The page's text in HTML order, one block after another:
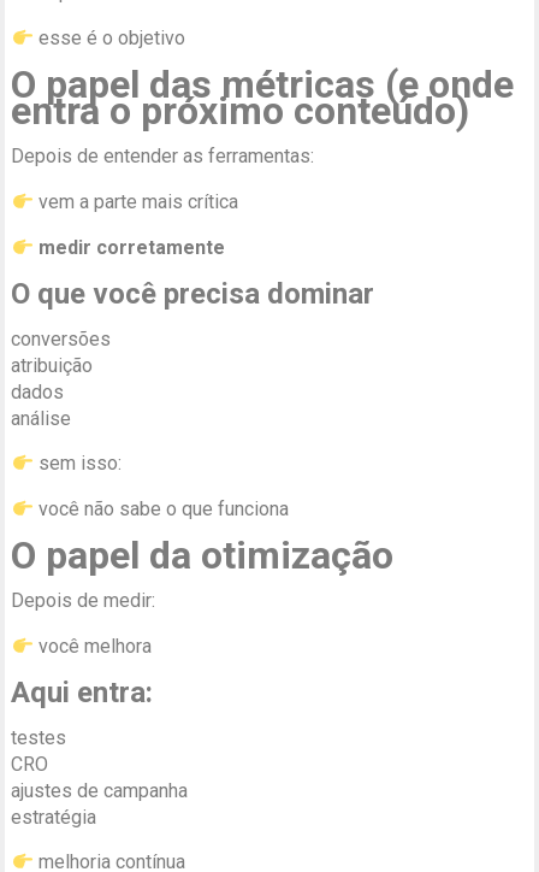
esse é o objetivo
O papel das métricas (e onde
entra o próximo conteúdo)
Depois de entender as ferramentas:
vem a parte mais crítica
medir corretamente
O que você precisa dominar
conversões
atribuição
dados
análise
sem isso:
você não sabe o que funciona
O papel da otimização
Depois de medir:
você melhora
Aqui entra:
testes
CRO
ajustes de campanha
estratégia
melhoria contínua